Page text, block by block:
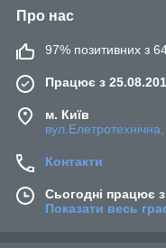
Про нас
97% позитивних з 64
Працює з
м. Київ
Контакти
Сьогодні працює
Показати весь